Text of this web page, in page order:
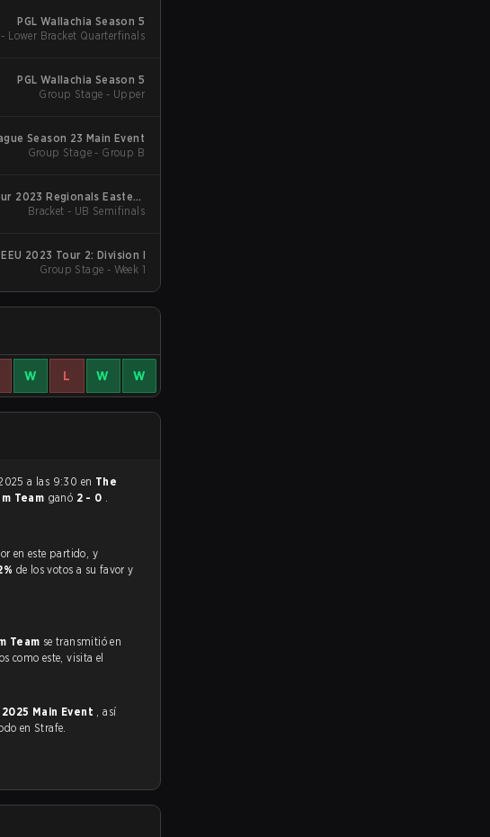
PGL Wallachia Season 5
Lower Bracket Quarterfinals
PGL Wallachia Season 5
Group Stage - Upper
Season 23 Main Event
Group Stage - Group B
2023 Regionals Eastern
Europe
Bracket - UB Semifinals
EEU 2023 Tour 2: Division I
Group Stage - Week 1
W L W W
a las 9:30 en The
Team ganó 2 - 0 .
de los votos a su favor y
Team se transmitió en
como este, visita el
Main Event , así
en Strafe.